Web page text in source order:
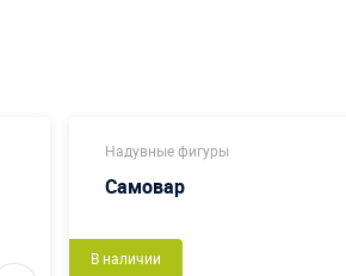
Надувные фигуры
Самовар
В наличии